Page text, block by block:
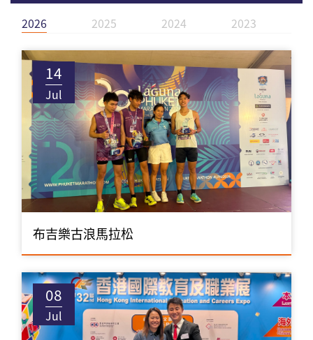
2026 2025 2024 2023
14
Jul
布吉樂古浪馬拉松
08
Jul